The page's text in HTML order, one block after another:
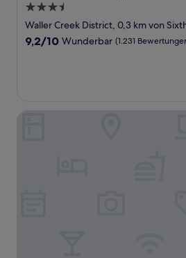
3.5-
Sterne-
Unterkunft
Waller Creek District, 0,3 km von
9.2
9,2/10 Wunderbar (1.231